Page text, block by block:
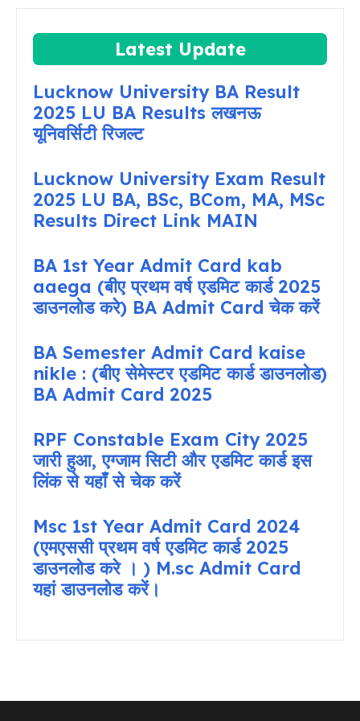
Latest Update
Lucknow University BA Result
2025 LU BA Results लखनऊ
यूनिवर्सिटी रिजल्ट
Lucknow University Exam Result
2025 LU BA, BSc, BCom, MA, MSc
Results Direct Link MAIN
BA 1st Year Admit Card kab
aaega (बीए प्रथम वर्ष एडमिट कार्ड 2025
डाउनलोड करे) BA Admit Card चेक करें
BA Semester Admit Card kaise
nikle : (बीए सेमेस्टर एडमिट कार्ड डाउनलोड)
BA Admit Card 2025
RPF Constable Exam City 2025
जारी हुआ, एग्जाम सिटी और एडमिट कार्ड इस
लिंक से यहाँ से चेक करें
Msc 1st Year Admit Card 2024
(एमएससी प्रथम वर्ष एडमिट कार्ड 2025
डाउनलोड करे । ) M.sc Admit Card
यहां डाउनलोड करें।